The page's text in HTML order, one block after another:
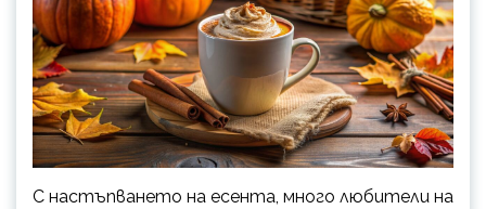
С настъпването на есента, много любители на